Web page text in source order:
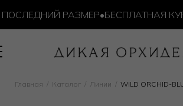
РАЗМЕР•БЕСПЛАТНАЯ
Главная Каталог Линии WILD ORCHID-